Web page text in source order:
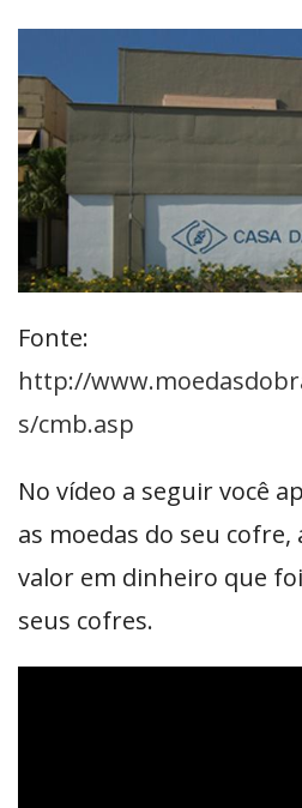
Fonte:
http://
s/cmb.asp
No vídeo a seguir você
as moedas do seu cofre,
valor em dinheiro que
seus cofres.